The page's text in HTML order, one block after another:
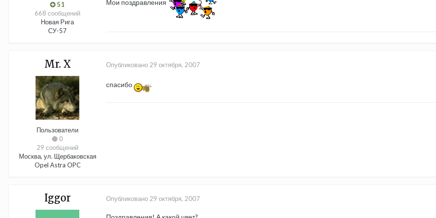
51
668 сообщений
Новая Рига
СУ-57
Мои поздравления
Mr. X
Пользователи
0
29 сообщений
Москва, ул. Щербаковская
Opel Astra OPC
Опубликовано 29 октября, 2007
спасибо
Iggor Опубликовано 29 октября, 2007